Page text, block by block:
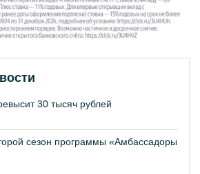
30 тысяч рублей
сезон программы «Амбассадоры